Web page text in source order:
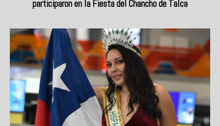
participaron en la Fiesta del Chancho de Talca